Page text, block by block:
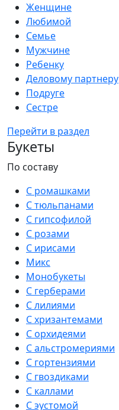
Женщине
Любимой
Семье
Мужчине
Ребенку
Деловому партнеру
Подруге
Сестре
Перейти в раздел
Букеты
По составу
С ромашками
С тюльпанами
С гипсофилой
С розами
С ирисами
Микс
Монобукеты
С герберами
С лилиями
С хризантемами
С орхидеями
С альстромериями
С гортензиями
С гвоздиками
С каллами
С эустомой